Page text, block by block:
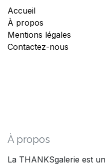
Accueil
À propos
Mentions légales
Contactez-nous
À propos
La THANKSgalerie est